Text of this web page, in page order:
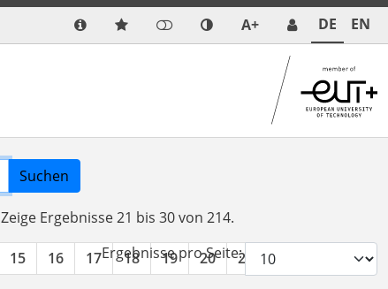
A+ DE EN
Suchen
Zeige Ergebnisse 21 bis 30 von 214.
15 16 17 18 19 20 21
Ergebnisse pro Seite: